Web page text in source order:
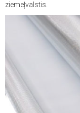
ziemeļvalstis.